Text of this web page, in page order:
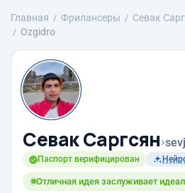
Главная Фрилансеры Севак
Ozgidro
Севак Саргсян›
Паспорт верифицирован
Отличная идея заслуживает